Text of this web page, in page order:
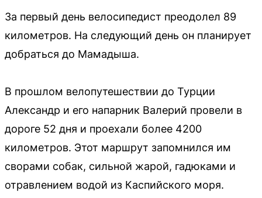
За первый день велосипедист преодолел 89
километров. На следующий день он планирует
добраться до Мамадыша.
В прошлом велопутешествии до Турции
Александр и его напарник Валерий провели в
дороге 52 дня и проехали более 4200
километров. Этот маршрут запомнился им
сворами собак, сильной жарой, гадюками и
отравлением водой из Каспийского моря.